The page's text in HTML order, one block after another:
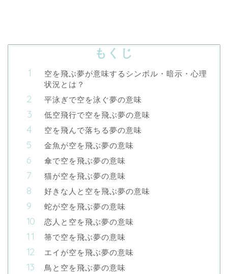
もくじ
空を飛ぶ夢が意味するシンボル・暗示・心理
状況とは？
平泳ぎで空を泳ぐ夢の意味
低空飛行で空を飛ぶ夢の意味
空を飛んで落ちる夢の意味
金魚が空を飛ぶ夢の意味
傘で空を飛ぶ夢の意味
猫が空を飛ぶ夢の意味
好きな人と空を飛ぶ夢の意味
蛇が空を飛ぶ夢の意味
恋人と空を飛ぶ夢の意味
箒で空を飛ぶ夢の意味
エイが空を飛ぶ夢の意味
鳥と空を飛ぶ夢の意味